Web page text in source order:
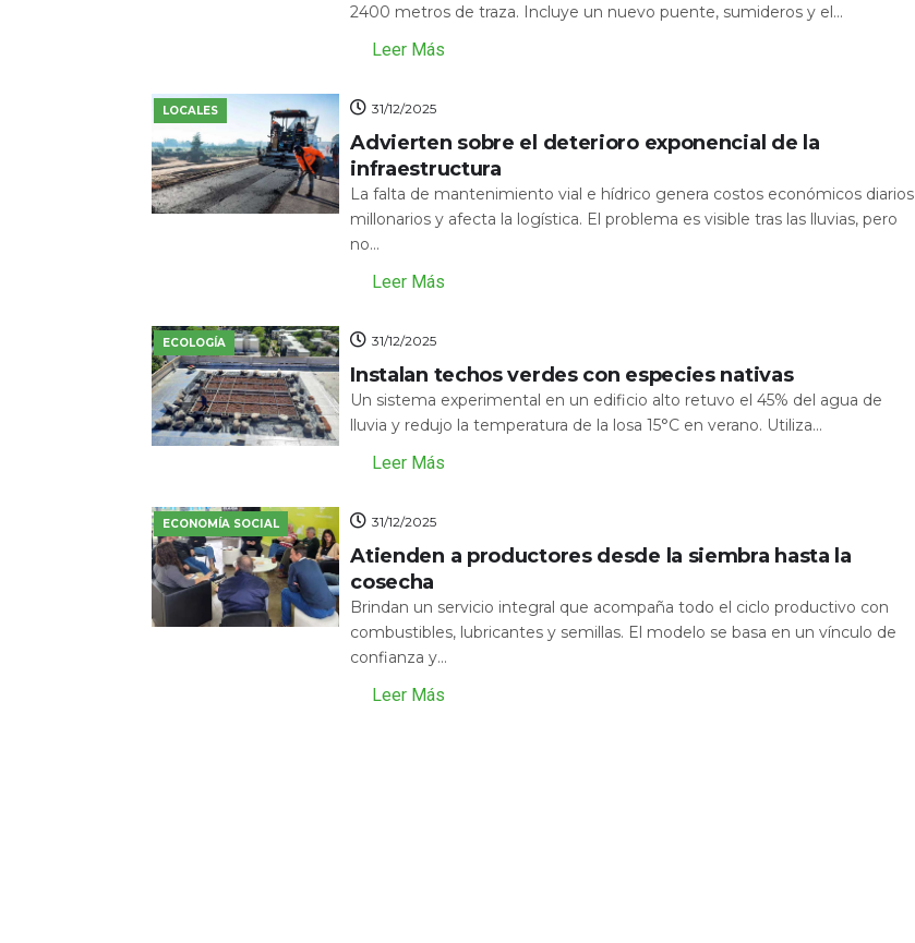
2400 metros de traza. Incluye un nuevo puente, sumideros y el...
Leer Más
LOCALES 31/12/2025
Advierten sobre el deterioro exponencial de la
infraestructura
La falta de mantenimiento vial e hídrico genera costos económicos diarios
millonarios y afecta la logística. El problema es visible tras las lluvias, pero
no...
Leer Más
ECOLOGÍA 31/12/2025
Instalan techos verdes con especies nativas
Un sistema experimental en un edificio alto retuvo el 45% del agua de
lluvia y redujo la temperatura de la losa 15°C en verano. Utiliza...
Leer Más
ECONOMÍA SOCIAL 31/12/2025
Atienden a productores desde la siembra hasta la
cosecha
Brindan un servicio integral que acompaña todo el ciclo productivo con
combustibles, lubricantes y semillas. El modelo se basa en un vínculo de
confianza y...
Leer Más